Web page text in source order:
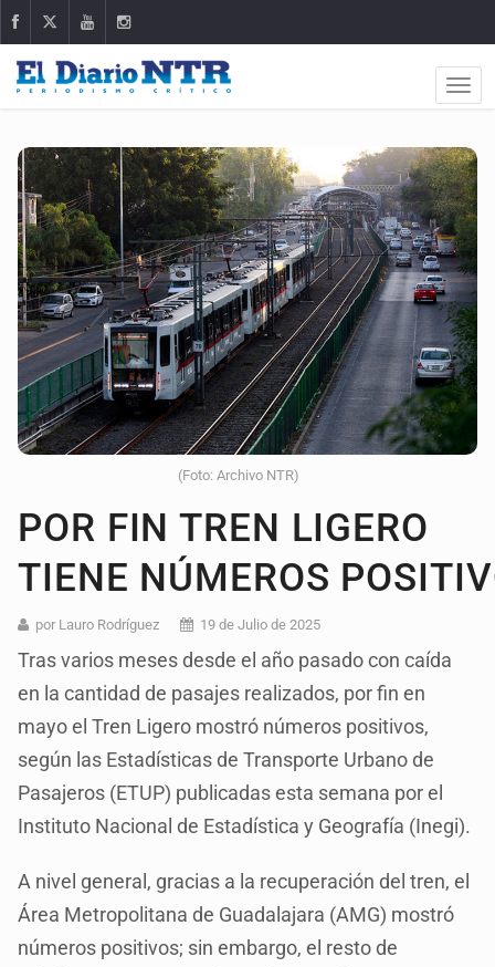
(Foto: Archivo NTR)
POR FIN TREN LIGERO
TIENE NÚMEROS
por Lauro Rodríguez 19 de Julio de 2025
Tras varios meses desde el año pasado con caída
en la cantidad de pasajes realizados, por fin en
mayo el Tren Ligero mostró números positivos,
según las Estadísticas de Transporte Urbano de
Pasajeros (ETUP) publicadas esta semana por el
Instituto Nacional de Estadística y Geografía (Inegi).
A nivel general, gracias a la recuperación del tren, el
Área Metropolitana de Guadalajara (AMG) mostró
números positivos; sin embargo, el resto de